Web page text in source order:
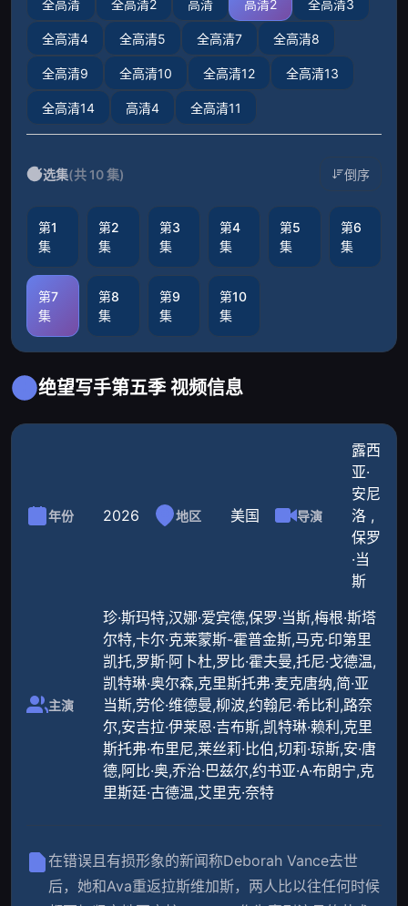
全高清 全高清2 高清 高清2 全高清3
全高清4 全高清5 全高清7 全高清8
全高清9 全高清10 全高清12 全高清13
全高清14 高清4 全高清11
选集(共 10 集) 倒序
第1
集
第2
集
第3
集
第4
集
第5
集
第6
集
第7
集
第8
集
第9
集
第10
集
绝望写手第五季 视频信息
年份 2026 地区 美国 导演
露西
亚·
安尼
洛 ,
保罗
·当
斯
主演
珍·斯玛特,汉娜·爱宾德,保罗·当斯,梅根·斯塔
尔特,卡尔·克莱蒙斯-霍普金斯,马克·印第里
凯托,罗斯·阿卜杜,罗比·霍夫曼,托尼·戈德温,
凯特琳·奥尔森,克里斯托弗·麦克唐纳,简·亚
当斯,劳伦·维德曼,柳波,约翰尼·希比利,路奈
尔,安吉拉·伊莱恩·吉布斯,凯特琳·赖利,克里
斯托弗·布里尼,莱丝莉·比伯,切莉·琼斯,安·唐
德,阿比·奥,乔治·巴兹尔,约书亚·A·布朗宁,克
里斯廷·古德温,艾里克·奈特
在错误且有损形象的新闻称Deborah Vance去世
后，她和Ava重返拉斯维加斯，两人比以往任何时候